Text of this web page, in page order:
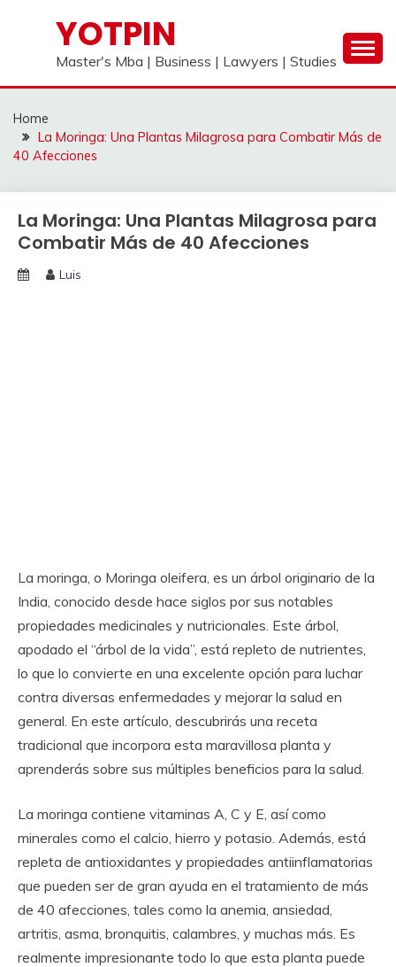
YOTPIN
Master's Mba | Business | Lawyers | Studies
Home
La Moringa: Una Plantas Milagrosa para Combatir Más de
40 Afecciones
La Moringa: Una Plantas Milagrosa para
Combatir Más de 40 Afecciones
Luis
La moringa, o Moringa oleifera, es un árbol originario de la
India, conocido desde hace siglos por sus notables
propiedades medicinales y nutricionales. Este árbol,
apodado el “árbol de la vida”, está repleto de nutrientes,
lo que lo convierte en una excelente opción para luchar
contra diversas enfermedades y mejorar la salud en
general. En este artículo, descubrirás una receta
tradicional que incorpora esta maravillosa planta y
aprenderás sobre sus múltiples beneficios para la salud.
La moringa contiene vitaminas A, C y E, así como
minerales como el calcio, hierro y potasio. Además, está
repleta de antioxidantes y propiedades antiinflamatorias
que pueden ser de gran ayuda en el tratamiento de más
de 40 afecciones, tales como la anemia, ansiedad,
artritis, asma, bronquitis, calambres, y muchas más. Es
realmente impresionante todo lo que esta planta puede